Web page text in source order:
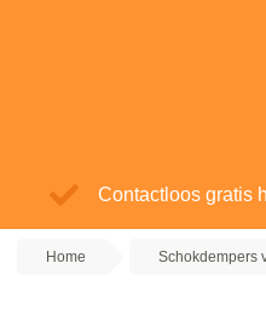
Contactloos gratis
Home Schokdempers